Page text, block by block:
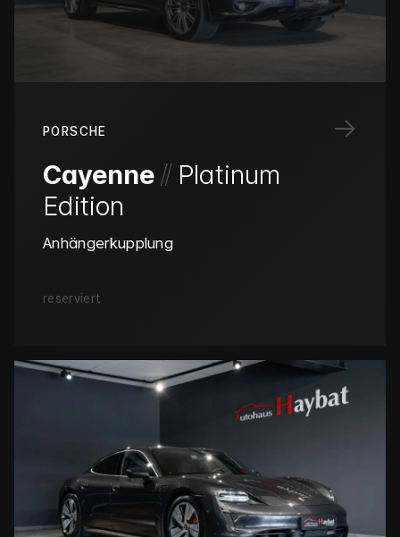
→
PORSCHE
Cayenne // Platinum
Edition
Anhängerkupplung
reserviert